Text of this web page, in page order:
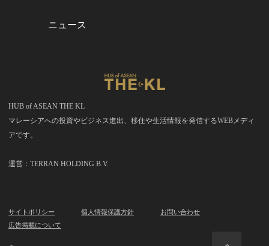
ニュース
HUB of ASEAN THE KL
マレーシアへの投資やビジネス進出、移住や生活情報を発信するWEBメディ
アです。
運営：TERRAN HOLDING B.V.
サイトポリシー 個人情報保護方針
お問い合わせ
広告掲載について